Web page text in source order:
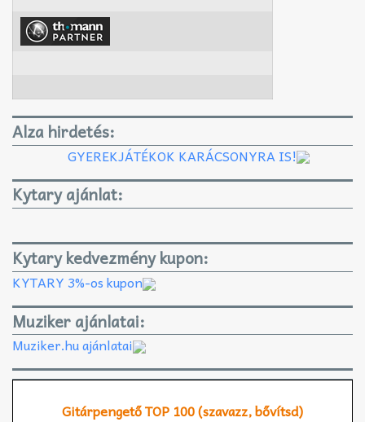
Alza hirdetés:
GYEREKJÁTÉKOK KARÁCSONYRA IS!
Kytary ajánlat:
Kytary kedvezmény kupon:
KYTARY 3%-os kupon
Muziker ajánlatai:
Muziker.hu ajánlatai
Gitárpengető TOP 100 (szavazz, bővítsd)